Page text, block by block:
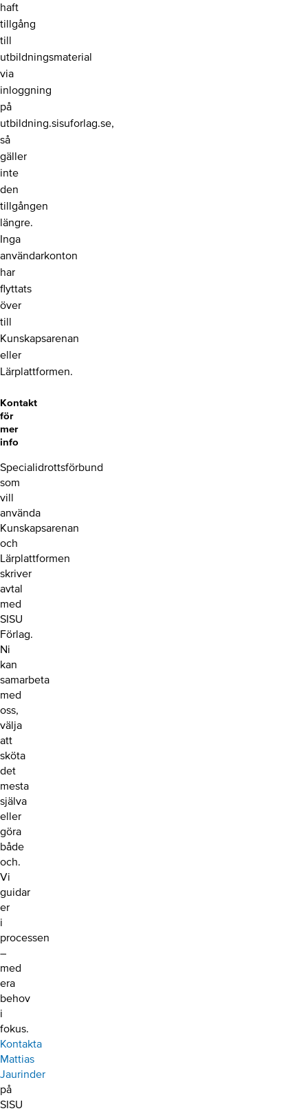
haft
tillgång
till
utbildningsmaterial
via
inloggning
på
utbildning.sisuforlag.se,
så
gäller
inte
den
tillgången
längre.
Inga
användarkonton
har
flyttats
över
till
Kunskapsarenan
eller
Lärplattformen.
Kontakt
för
mer
info
Specialidrottsförbund
som
vill
använda
Kunskapsarenan
och
Lärplattformen
skriver
avtal
med
SISU
Förlag.
Ni
kan
samarbeta
med
oss,
välja
att
sköta
det
mesta
själva
eller
göra
både
och.
Vi
guidar
er
i
processen
–
med
era
behov
i
fokus.
Kontakta
Mattias
Jaurinder
på
SISU